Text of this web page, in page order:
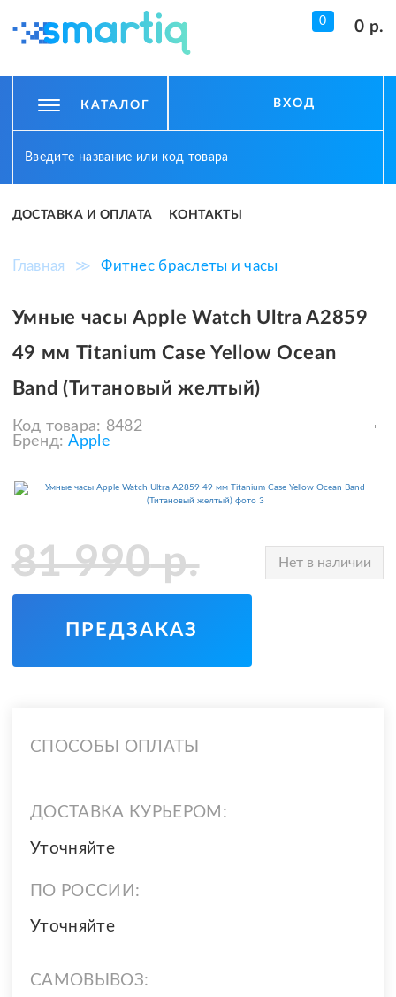
0 0 р.
КАТАЛОГ ВХОД
ДОСТАВКА И ОПЛАТА КОНТАКТЫ
Главная ≫ Фитнес браслеты и часы
Умные часы Apple Watch Ultra A2859
49 мм Titanium Case Yellow Ocean
Band (Титановый желтый)
Код товара: 8482
Бренд: Apple
81 990р. Нет в наличии
ПРЕДЗАКАЗ
СПОСОБЫ ОПЛАТЫ
ДОСТАВКА КУРЬЕРОМ:
Уточняйте
ПО РОССИИ:
Уточняйте
САМОВЫВОЗ: